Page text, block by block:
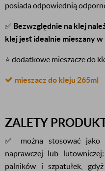
posiada odpowiednią
✅ Bezwzględnie na klej
klej jest idealnie mieszany
⭐ dodatkowe mieszacze do
mieszacz do kleju 265ml
ZALETY
✅ można stosować jako
naprawczej lub
palników i szpatułek,